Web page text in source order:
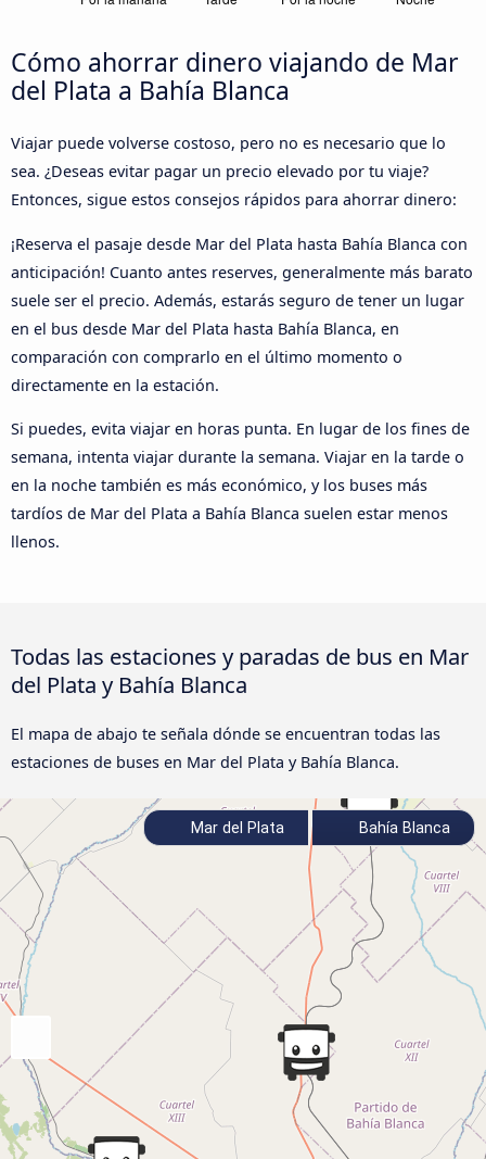
Cómo ahorrar dinero viajando de Mar
del Plata a Bahía Blanca
Viajar puede volverse costoso, pero no es necesario que lo
sea. ¿Deseas evitar pagar un precio elevado por tu viaje?
Entonces, sigue estos consejos rápidos para ahorrar dinero:
¡Reserva el pasaje desde Mar del Plata hasta Bahía Blanca con
anticipación! Cuanto antes reserves, generalmente más barato
suele ser el precio. Además, estarás seguro de tener un lugar
en el bus desde Mar del Plata hasta Bahía Blanca, en
comparación con comprarlo en el último momento o
directamente en la estación.
Si puedes, evita viajar en horas punta. En lugar de los fines de
semana, intenta viajar durante la semana. Viajar en la tarde o
en la noche también es más económico, y los buses más
tardíos de Mar del Plata a Bahía Blanca suelen estar menos
llenos.
Todas las estaciones y paradas de bus en Mar
del Plata y Bahía Blanca
El mapa de abajo te señala dónde se encuentran todas las
estaciones de buses en Mar del Plata y Bahía Blanca.
Mar del Plata Bahía Blanca